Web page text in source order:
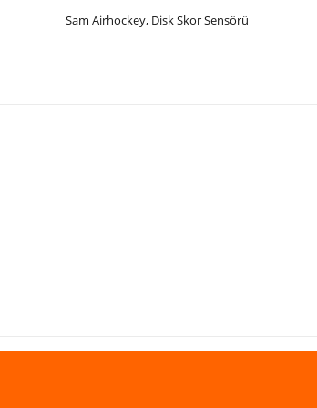
Sam Airhockey, Disk Skor Sensörü